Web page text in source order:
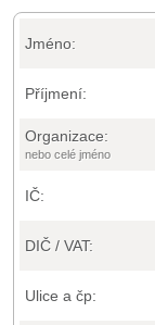
Jméno:
Příjmení:
Organizace:
nebo celé jméno
IČ:
DIČ / VAT:
Ulice a čp: